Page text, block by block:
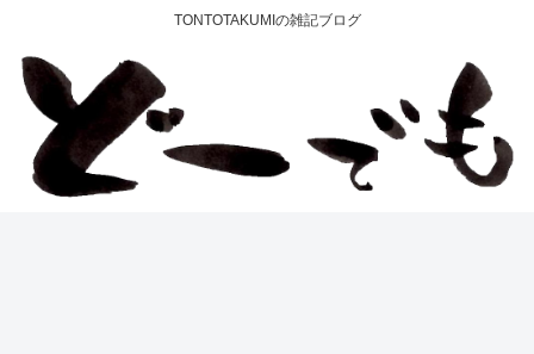
TONTOTAKUMIの雑記ブログ